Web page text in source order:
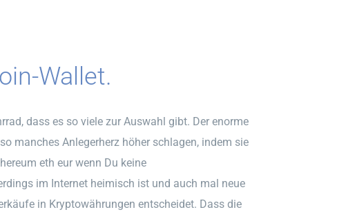
Wallet.
dass es so viele zur Auswahl gibt. Der enorme
manches Anlegerherz höher schlagen, indem sie
eth eur wenn Du keine
im Internet heimisch ist und auch mal neue
in Kryptowährungen entscheidet. Dass die